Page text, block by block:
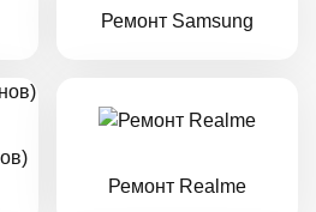
Ремонт Samsung
Ремонт Realme